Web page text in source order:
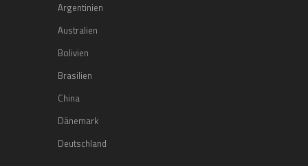
Argentinien
Australien
Bolivien
Brasilien
China
Dänemark
Deutschland